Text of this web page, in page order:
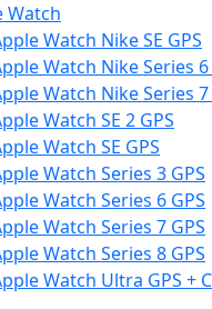
Watch
Watch Nike SE GPS
Watch Nike Series 6
Watch Nike Series 7
Watch SE 2 GPS
Watch SE GPS
Watch Series 3 GPS
Watch Series 6 GPS
Watch Series 7 GPS
Watch Series 8 GPS
Watch Ultra GPS +